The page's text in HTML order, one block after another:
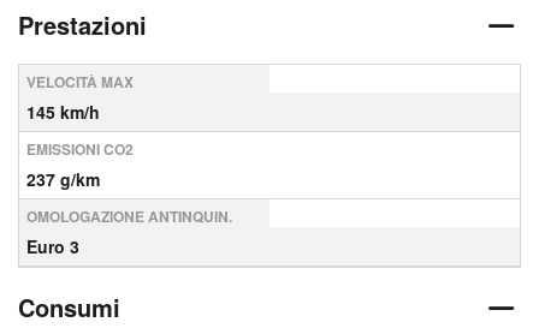
Prestazioni
VELOCITÀ MAX
145 km/h
EMISSIONI CO2
237 g/km
OMOLOGAZIONE ANTINQUIN.
Euro 3
Consumi